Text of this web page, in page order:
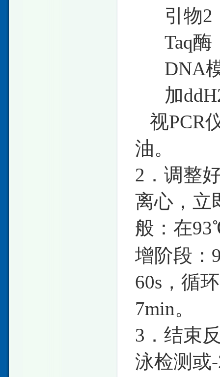
引物
Taq
DNA模
加
视PCR
油。
2．调整
离心，立
般：在
增阶段
60s，循
7min。
3．结束
泳检测或